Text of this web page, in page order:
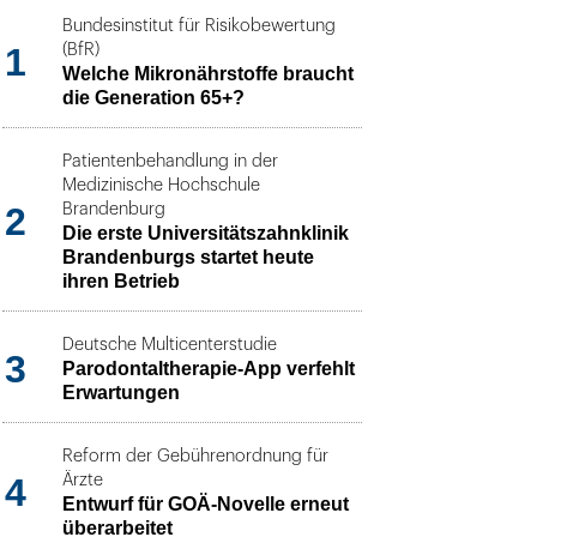
1
Bundesinstitut für Risikobewertung
(BfR)
Welche Mikronährstoffe braucht
die Generation 65+?
2
Patientenbehandlung in der
Medizinische Hochschule
Brandenburg
Die erste Universitätszahnklinik
Brandenburgs startet heute
ihren Betrieb
3
Deutsche Multicenterstudie
Parodontaltherapie-App verfehlt
Erwartungen
4
Reform der Gebührenordnung für
Ärzte
Entwurf für GOÄ-Novelle erneut
überarbeitet